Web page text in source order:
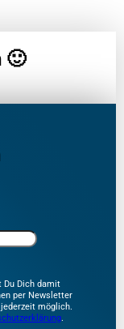
🙂
Du Dich damit
per Newsletter
möglich.
.